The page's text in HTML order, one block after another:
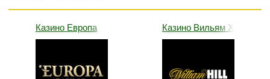
Казино Европа Казино Вильям Хилл